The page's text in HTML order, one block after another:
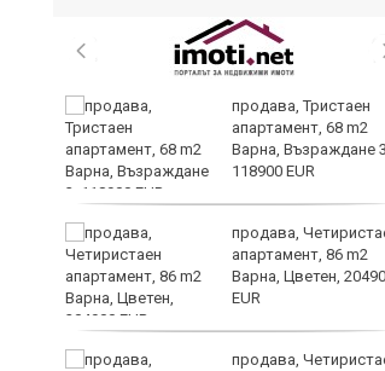
продава, Тристаен
апартамент, 68 m2
Варна, Възраждане
118900 EUR
продава,
апартамент, 86 m2
Варна, Цветен,
EUR
продава,